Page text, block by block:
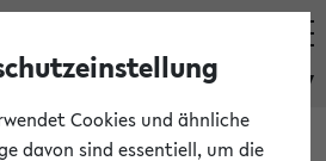
eKVV
Cookies und ähnliche
davon sind essentiell, um die